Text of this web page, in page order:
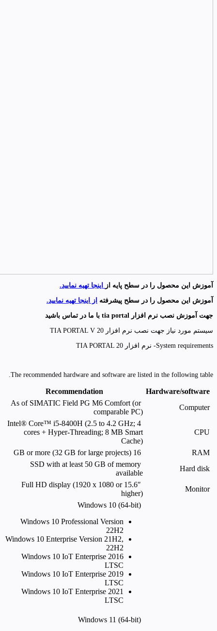
آموزش این محصول را در سطح پایه از اینجا تهیه نمایید.
آموزش این محصول را در سطح پیشرفته از اینجا تهیه نمایید.
جهت آموزش نصب نرم افزار tia portal با ما در تماس باشید
سیستم مورد نیاز جهت نصب نرم افزار TIA PORTAL V 20
System requirements- نرم افزار TIA PORTAL 20
The recommended hardware and software are listed in the following table.
Recommendation
Computer
As of SIMATIC Field PG M6 Comfort (or
comparable PC)
Intel® Core™ i5-8400H (2.5 to 4.2 GHz; 4
cores + Hyper-Threading; 8 MB Smart
Cache)
SSD with at least 50 GB of memory
available
Monitor
15.6″ Full HD display (1920 x 1080 or
higher)
Windows 10 Professional Version
22H2
Windows 10 Enterprise Version 21H2,
22H2
Windows 10 IoT Enterprise 2016
LTSC
Windows 10 IoT Enterprise 2019
LTSC
Windows 10 IoT Enterprise 2021
LTSC